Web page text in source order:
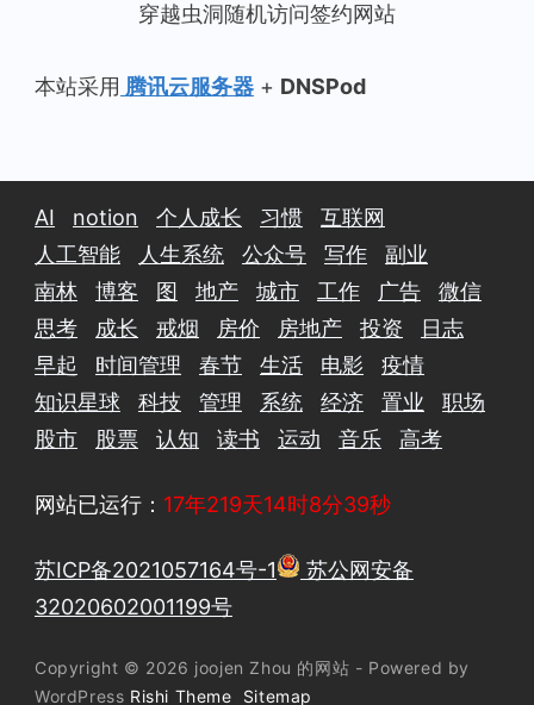
穿越虫洞随机访问签约网站
本站采用 腾讯云服务器 + DNSPod
AI notion 个人成长 习惯
互联网
人工智能
人生系统 公众号 写作
副业
南林
博客 图 地产 城市 工作 广告
微信
思考
成长 戒烟 房价 房地产 投资
日志
早起
时间管理 春节 生活 电影
疫情
知识星球
科技 管理 系统 经济 置业
职场
股市
股票 认知 读书 运动 音乐 高考
网站已运行： 17年219天14时8分40秒
苏ICP备2021057164号-1
苏公网安备
32020602001199号
Copyright © 2026 joojen Zhou 的网站 - Powered by
WordPress Rishi Theme Sitemap